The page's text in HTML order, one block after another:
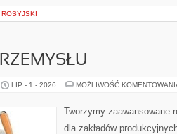
LIP - 1 - 2026 MOŻLIWOŚĆ
Tworzymy zaawansowane
dla zakładów